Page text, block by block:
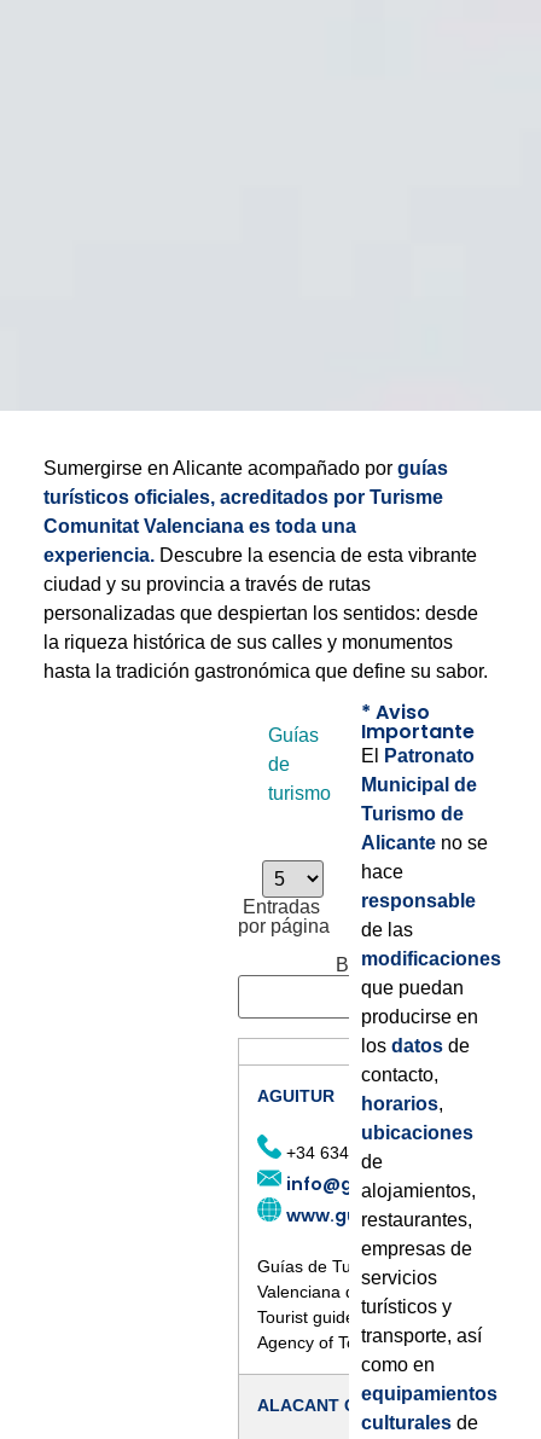
Sumergirse en Alicante acompañado por guías
turísticos oficiales, acreditados por Turisme
Comunitat Valenciana es toda una
experiencia.Descubre la esencia de esta vibrante
ciudad y su provincia a través de rutas
personalizadas que despiertan los sentidos: desde
la riqueza histórica de sus calles y monumentos
hasta la tradición gastronómica que define su sabor.
Guías
de
turismo
Entradas
por página
Buscar
AGUITUR
+34 634 580 675
info@guiasoficialescv.com
www.guiasoficialescv.com/
Guías de Turismo acreditados por la
Valenciana de Turismo
Tourist guides accredited by the
Agency of Tourism
ALACANT CIRCUIT
* Aviso
Importante
El
Patronato
Municipal de
Turismo de
Alicante no se
hace
responsable
de las
modificaciones
que puedan
producirse en
losdatos de
contacto,
horarios,
ubicaciones
de
alojamientos,
restaurantes,
empresas de
servicios
turísticos y
transporte, así
como en
equipamientos
culturales de